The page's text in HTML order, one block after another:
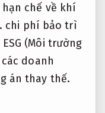
chế về khí
chi phí bảo trì
(Môi trường
doanh
án thay thế.